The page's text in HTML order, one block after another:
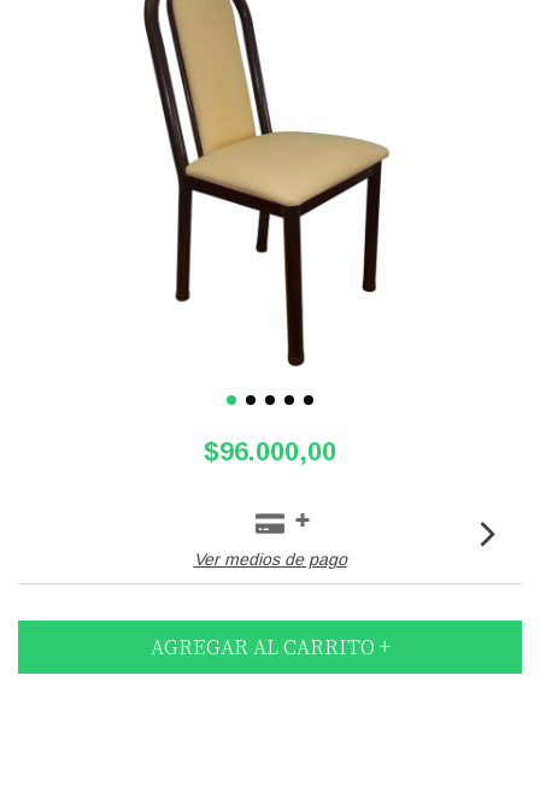
$96.000,00
Ver medios de pago